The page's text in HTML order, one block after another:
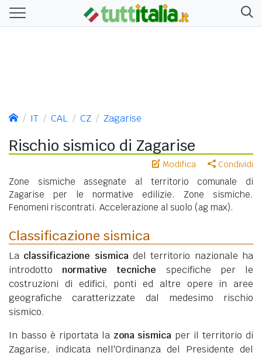
IT CAL CZ Zagarise
Rischio sismico di Zagarise
Modifica Condividi
Zone sismiche assegnate al territorio comunale di
Zagarise per le normative edilizie. Zone sismiche.
Fenomeni riscontrati. Accelerazione al suolo (ag max).
Classificazione sismica
La classificazione sismicadel territorio nazionale ha
introdotto normative tecniche specifiche per le
costruzioni di edifici, ponti ed altre opere in aree
geografiche caratterizzate dal medesimo rischio
sismico.
In basso è riportata la zona sismica per il territorio di
Zagarise, indicata nell'Ordinanza del Presidente del